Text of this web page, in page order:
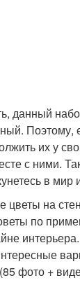
данный
Поэтому,
их у
с ними.
в мир